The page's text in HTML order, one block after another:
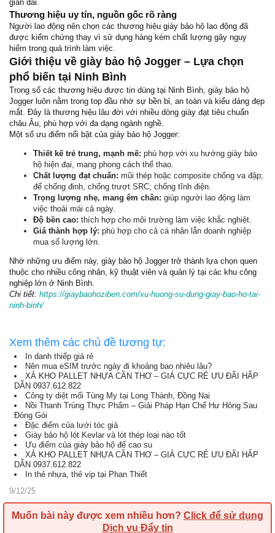
gian dài.
Thương hiệu uy tín, nguồn gốc rõ ràng
Người lao động nên chọn các thương hiệu giày bảo hộ lao động đã
được kiểm chứng thay vì sử dụng hàng kém chất lượng gây nguy
hiểm trong quá trình làm việc.
Giới thiệu về giày bảo hộ Jogger – Lựa chọn
phổ biến tại Ninh Bình
Trong số các thương hiệu được tin dùng tại Ninh Bình, giày bảo hộ
Jogger luôn nằm trong top đầu nhờ sự bền bỉ, an toàn và kiểu dáng đẹp
mắt. Đây là thương hiệu lâu đời với nhiều dòng giày đạt tiêu chuẩn
châu Âu, phù hợp với đa dạng ngành nghề.
Một số ưu điểm nổi bật của giày bảo hộ Jogger:
Thiết kế trẻ trung, mạnh mẽ: phù hợp với xu hướng giày bảo
hộ hiện đại, mang phong cách thể thao.
Chất lượng đạt chuẩn: mũi thép hoặc composite chống va đập;
đế chống đinh, chống trượt SRC; chống tĩnh điện.
Trọng lượng nhẹ, mang êm chân: giúp người lao động làm
việc thoải mái cả ngày.
Độ bền cao: thích hợp cho môi trường làm việc khắc nghiệt.
Giá thành hợp lý: phù hợp cho cả cá nhân lẫn doanh nghiệp
mua số lượng lớn.
Nhờ những ưu điểm này, giày bảo hộ Jogger trở thành lựa chọn quen
thuộc cho nhiều công nhân, kỹ thuật viên và quản lý tại các khu công
nghiệp lớn ở Ninh Bình.
Chi tiết: https://giaybaohoziben.com/xu-huong-su-dung-giay-bao-ho-tai-
ninh-binh/
Xem thêm các chủ đề tương tự:
In danh thiếp giá rẻ
Nên mua eSIM trước ngày đi khoảng bao nhiêu lâu?
XẢ KHO PALLET NHỰA CẦN THƠ – GIÁ CỰC RẺ ƯU ĐÃI HẤP
DẪN 0937.612.822
Công ty diệt mối Tùng My tại Long Thành, Đồng Nai
Nồi Thanh Trùng Thực Phẩm – Giải Pháp Hạn Chế Hư Hỏng Sau
Đóng Gói
Đặc điểm của lưới tóc giả
Giày bảo hộ lót Kevlar và lót thép loại nào tốt
Ưu điểm của giày bảo hộ đế cao su
XẢ KHO PALLET NHỰA CẦN THƠ – GIÁ CỰC RẺ ƯU ĐÃI HẤP
DẪN 0937.612.822
In thẻ nhựa, thẻ vip tại Phan Thiết
9/12/25
Muốn bài này được xem nhiều hơn? Click để sử dụng
Dịch vụ Đẩy tin